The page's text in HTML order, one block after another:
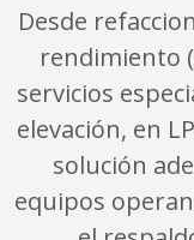
Desde
rendimiento
servicios
elevación, en
solución
equipos